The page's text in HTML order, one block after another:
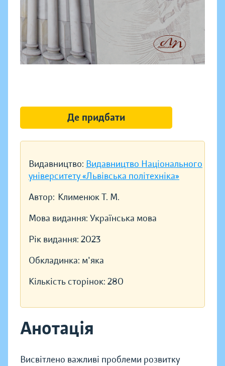
Видавництво: Видавництво Національного
університету «Львівська політехніка»
Автор: Клименюк Т. М.
Мова видання: Українська мова
Рік видання: 2023
Обкладинка: м'яка
Кількість сторінок: 280
Анотація
Висвітлено важливі проблеми розвитку
Де придбати